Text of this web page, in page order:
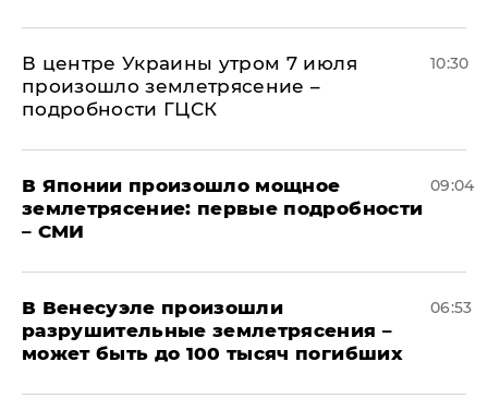
В центре Украины утром 7 июля
произошло землетрясение –
подробности ГЦСК
10:30
В Японии произошло мощное
землетрясение: первые подробности
– СМИ
09:04
В Венесуэле произошли
разрушительные землетрясения –
может быть до 100 тысяч погибших
06:53